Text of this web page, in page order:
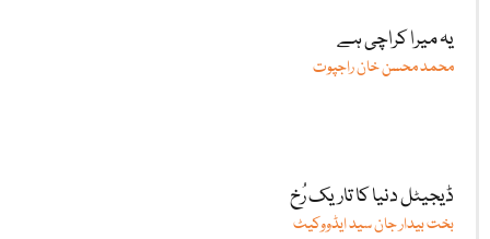
یہ میرا کراچی ہے
محمد محسن خان راجپوت
ڈیجیٹل دنیا کا تاریک رُخ
بخت بیدار جان سید ایڈووکیٹ